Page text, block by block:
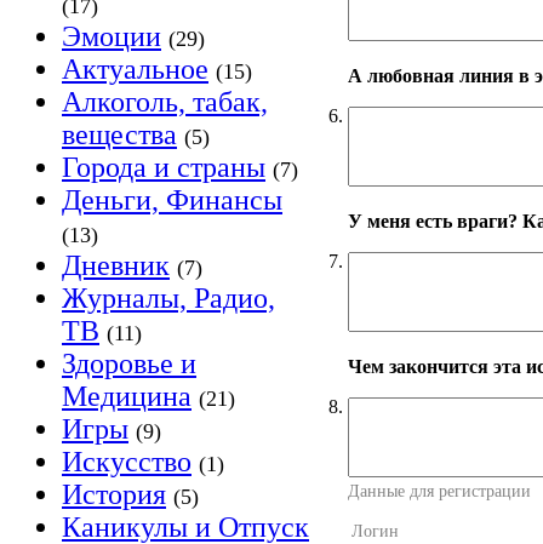
(17)
Эмоции (29)
Актуальное (15)
Алкоголь, табак,
вещества (5)
Города и страны (7)
Деньги, Финансы
(13)
Дневник (7)
Журналы, Радио,
ТВ (11)
Здоровье и
Медицина (21)
Игры (9)
Искусство (1)
История (5)
Каникулы и Отпуск
6.
А любовная линия в
7.
У меня есть враги?
8.
Чем закончится эта
Данные для регистрации
Логин